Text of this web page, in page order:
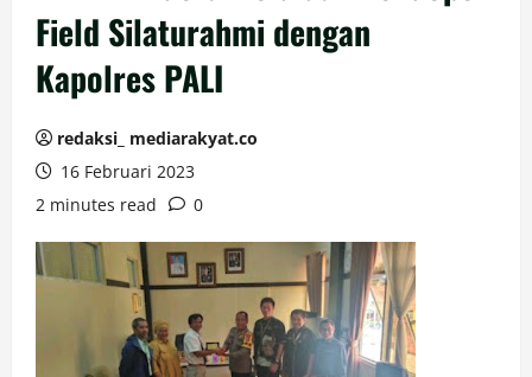
Field Silaturahmi dengan
Kapolres PALI
redaksi_ mediarakyat.co
16 Februari 2023
2 minutes read
0